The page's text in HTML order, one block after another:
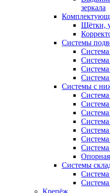
зеркала
Щётки,
Системы
Системы с
Система
Системы
Крепёж